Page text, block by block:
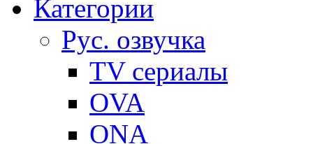
Категории
Рус. озвучка
TV сериалы
OVA
ONA